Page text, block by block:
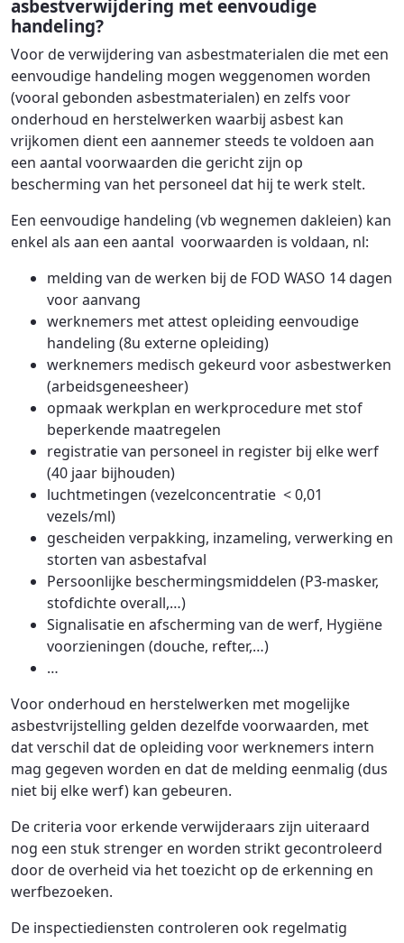
asbestverwijdering met eenvoudige
handeling?
Voor de verwijdering van asbestmaterialen die met een
eenvoudige handeling mogen weggenomen worden
(vooral gebonden asbestmaterialen) en zelfs voor
onderhoud en herstelwerken waarbij asbest kan
vrijkomen dient een aannemer steeds te voldoen aan
een aantal voorwaarden die gericht zijn op
bescherming van het personeel dat hij te werk stelt.
Een eenvoudige handeling (vb wegnemen dakleien) kan
enkel als aan een aantal voorwaarden is voldaan, nl:
melding van de werken bij de FOD WASO 14 dagen
voor aanvang
werknemers met attest opleiding eenvoudige
handeling (8u externe opleiding)
werknemers medisch gekeurd voor asbestwerken
(arbeidsgeneesheer)
opmaak werkplan en werkprocedure met stof
beperkende maatregelen
registratie van personeel in register bij elke werf
(40 jaar bijhouden)
luchtmetingen (vezelconcentratie < 0,01
vezels/ml)
gescheiden verpakking, inzameling, verwerking en
storten van asbestafval
Persoonlijke beschermingsmiddelen (P3-masker,
stofdichte overall,…)
Signalisatie en afscherming van de werf, Hygiëne
voorzieningen (douche, refter,…)
…
Voor onderhoud en herstelwerken met mogelijke
asbestvrijstelling gelden dezelfde voorwaarden, met
dat verschil dat de opleiding voor werknemers intern
mag gegeven worden en dat de melding eenmalig (dus
niet bij elke werf) kan gebeuren.
De criteria voor erkende verwijderaars zijn uiteraard
nog een stuk strenger en worden strikt gecontroleerd
door de overheid via het toezicht op de erkenning en
werfbezoeken.
De inspectiediensten controleren ook regelmatig